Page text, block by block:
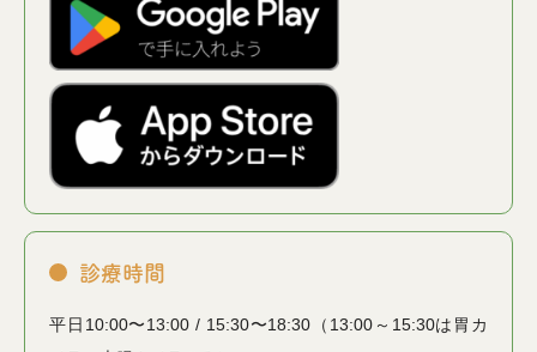
診療時間
平日10:00〜13:00 / 15:30〜18:30（13:00～15:30は胃カ